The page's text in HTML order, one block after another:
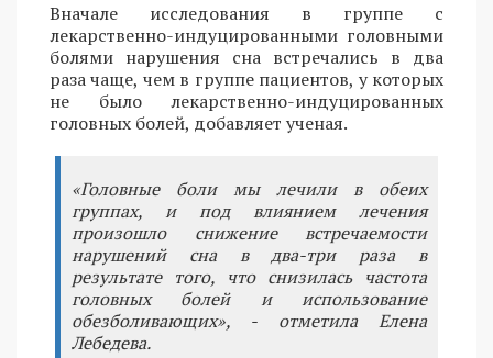
Вначале исследования в группе с
лекарственно-индуцированными головными
болями нарушения сна встречались в два
раза чаще, чем в группе пациентов, у которых
не было лекарственно-индуцированных
головных болей, добавляет ученая.
«Головные боли мы лечили в обеих
группах, и под влиянием лечения
произошло снижение встречаемости
нарушений сна в два-три раза в
результате того, что снизилась частота
головных болей и использование
обезболивающих», - отметила Елена
Лебедева.